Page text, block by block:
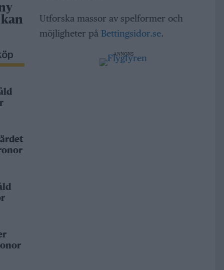
kan
Utforska massor av spelformer och
möjligheter på Bettingsidor.se.
ANNONS